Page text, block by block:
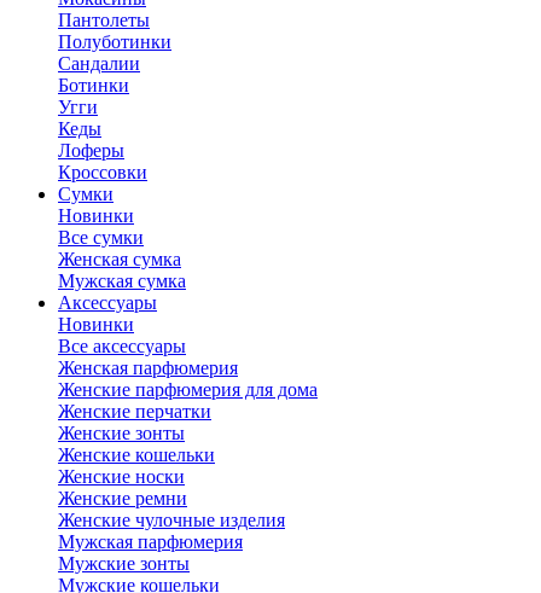
Пантолеты
Полуботинки
Сандалии
Ботинки
Угги
Кеды
Лоферы
Кроссовки
Сумки
Новинки
Все сумки
Женская сумка
Мужская сумка
Аксессуары
Новинки
Все аксессуары
Женская парфюмерия
Женские парфюмерия для дома
Женские перчатки
Женские зонты
Женские кошельки
Женские носки
Женские ремни
Женские чулочные изделия
Мужская парфюмерия
Мужские зонты
Мужские кошельки